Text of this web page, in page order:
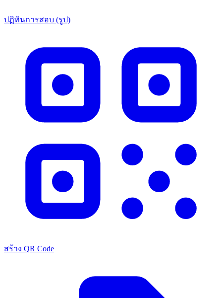
ปฏิทินการสอบ (รูป)
สร้าง QR Code